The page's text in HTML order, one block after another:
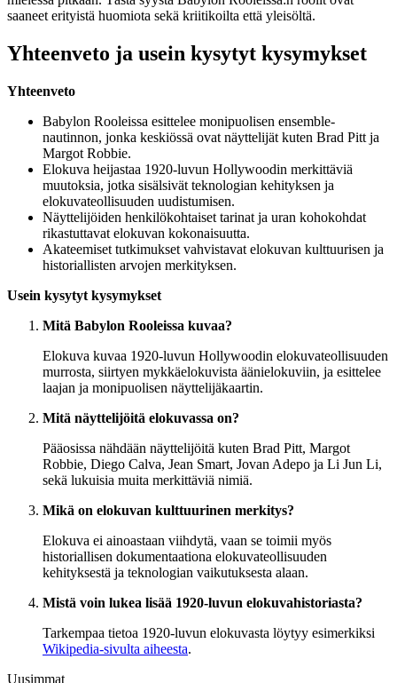
saaneet erityistä huomiota sekä kriitikoilta että yleisöltä.
Yhteenveto ja usein kysytyt kysymykset
Yhteenveto
Babylon Rooleissa esittelee monipuolisen ensemble-
nautinnon, jonka keskiössä ovat näyttelijät kuten Brad Pitt ja
Margot Robbie.
Elokuva heijastaa 1920-luvun Hollywoodin merkittäviä
muutoksia, jotka sisälsivät teknologian kehityksen ja
elokuvateollisuuden uudistumisen.
Näyttelijöiden henkilökohtaiset tarinat ja uran kohokohdat
rikastuttavat elokuvan kokonaisuutta.
Akateemiset tutkimukset vahvistavat elokuvan kulttuurisen ja
historiallisten arvojen merkityksen.
Usein kysytyt kysymykset
Mitä Babylon Rooleissa kuvaa?
Elokuva kuvaa 1920-luvun Hollywoodin elokuvateollisuuden
murrosta, siirtyen mykkäelokuvista äänielokuviin, ja esittelee
laajan ja monipuolisen näyttelijäkaartin.
Mitä näyttelijöitä elokuvassa on?
Pääosissa nähdään näyttelijöitä kuten Brad Pitt, Margot
Robbie, Diego Calva, Jean Smart, Jovan Adepo ja Li Jun Li,
sekä lukuisia muita merkittäviä nimiä.
Mikä on elokuvan kulttuurinen merkitys?
Elokuva ei ainoastaan viihdytä, vaan se toimii myös
historiallisen dokumentaationa elokuvateollisuuden
kehityksestä ja teknologian vaikutuksesta alaan.
Mistä voin lukea lisää 1920-luvun elokuvahistoriasta?
Tarkempaa tietoa 1920-luvun elokuvasta löytyy esimerkiksi
Wikipedia-sivulta aiheesta.
Uusimmat